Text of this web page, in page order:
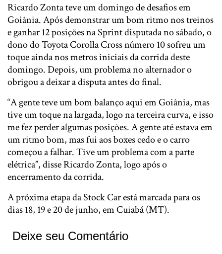
Ricardo Zonta teve um domingo de desafios em
Goiânia. Após demonstrar um bom ritmo nos treinos
e ganhar 12 posições na Sprint disputada no sábado, o
dono do Toyota Corolla Cross número 10 sofreu um
toque ainda nos metros iniciais da corrida deste
domingo. Depois, um problema no alternador o
obrigou a deixar a disputa antes do final.
“A gente teve um bom balanço aqui em Goiânia, mas
tive um toque na largada, logo na terceira curva, e isso
me fez perder algumas posições. A gente até estava em
um ritmo bom, mas fui aos boxes cedo e o carro
começou a falhar. Tive um problema com a parte
elétrica”, disse Ricardo Zonta, logo após o
encerramento da corrida.
A próxima etapa da Stock Car está marcada para os
dias 18, 19 e 20 de junho, em Cuiabá (MT).
Deixe seu Comentário